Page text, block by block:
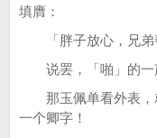
填膺：
「胖子放心，兄弟
说罢，「啪」的一
那玉佩单看外表，
一个卿字！